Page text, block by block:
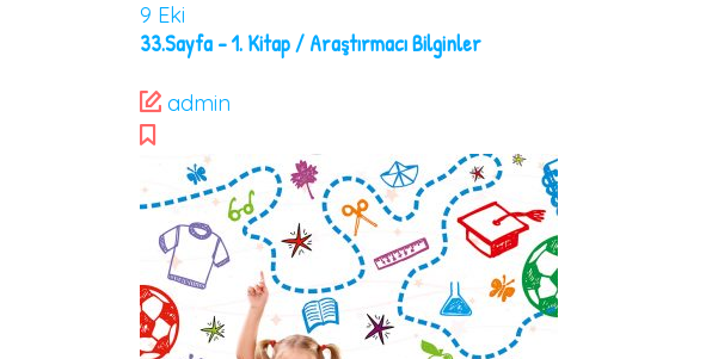
9 Eki
33.Sayfa – 1. Kitap / Araştırmacı Bilginler
admin